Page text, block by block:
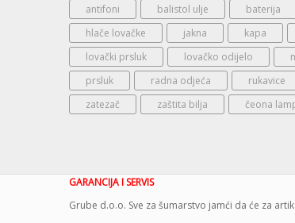
antifoni balistol ulje baterija
hlače lovačke
jakna kapa
lovački prsluk
lovačko odijelo
prsluk
radna odjeća rukavice
zatezač
zaštita bilja čeona
GARANCIJA I SERVIS
Grube d.o.o. Sve za šumarstvo jamći da će za